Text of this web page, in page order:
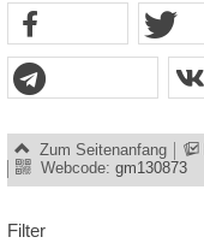
Zum Seitenanfang
Webcode: gm130873
Filter